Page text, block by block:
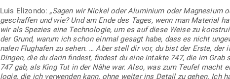
Luis Eli­zondo: „Sagen wir Nickel oder Alu­minium oder Magnesium
geschaffen und wie? Und am Ende des Tages, wenn man Material
wir als Spezies eine Tech­no­logie, um es auf diese Weise zu
der Grund, warum ich schon einmal gesagt habe, dass es nicht
nalen Flug­hafen zu sehen. … Aber stell dir vor, du bist der Erste, der
Dingen, die du darin findest, findest du eine intakte 747, die im
747 gab, als King Tut in der Nähe war. Also, was zum Teufel
logie, die ich ver­wenden kann, ohne weiter ins Detail zu gehen. Ich